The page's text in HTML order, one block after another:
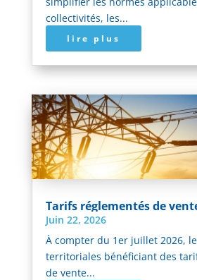
collectivités, les...
lire plus
Juin 22, 2026
À compter du 1er juillet 2026,
territoriales bénéficiant des
de vente...